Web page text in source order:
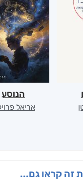
הנוסע
אריאל
זה קראו גם...